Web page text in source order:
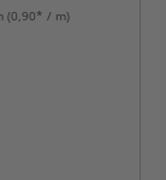
(0,90* / m)